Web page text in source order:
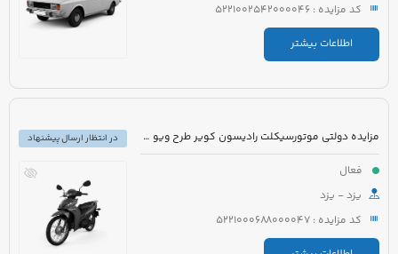
کد مزایده : 5221002542000046
اطلاعات بیشتر
مزایده دولتی موتورسیکلت رادیسون کویر طرح ویو مدل 1395 رنگ سفید
فعال
یزد - یزد
کد مزایده : 5221000688000047
در انتظار ارسال پیشنهاد